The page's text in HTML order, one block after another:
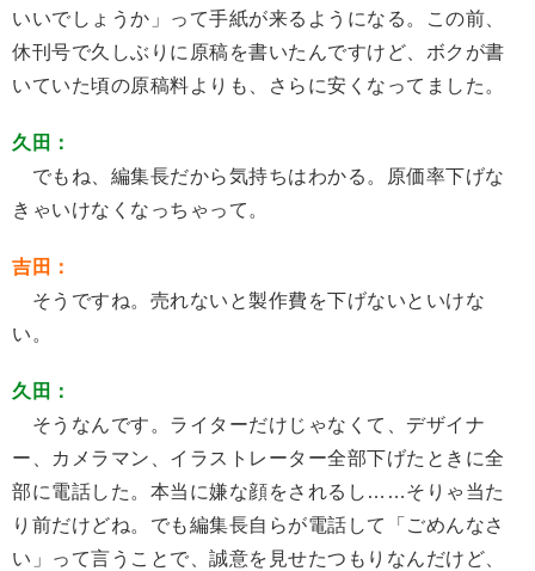
いいでしょうか」って手紙が来るようになる。この前、
休刊号で久しぶりに原稿を書いたんですけど、ボクが書
いていた頃の原稿料よりも、さらに安くなってました。
久田：
でもね、編集長だから気持ちはわかる。原価率下げな
きゃいけなくなっちゃって。
吉田：
そうですね。売れないと製作費を下げないといけな
い。
久田：
そうなんです。ライターだけじゃなくて、デザイナ
ー、カメラマン、イラストレーター全部下げたときに全
部に電話した。本当に嫌な顔をされるし……そりゃ当た
り前だけどね。でも編集長自らが電話して「ごめんなさ
い」って言うことで、誠意を見せたつもりなんだけど、